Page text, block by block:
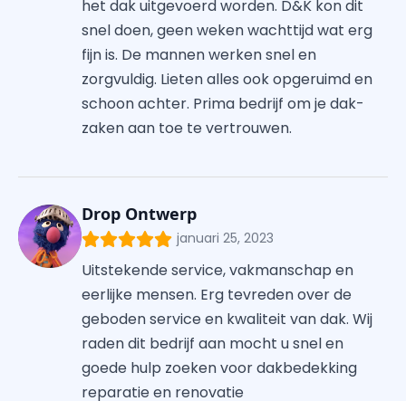
het dak uitgevoerd worden. D&K kon dit
snel doen, geen weken wachttijd wat erg
fijn is. De mannen werken snel en
zorgvuldig. Lieten alles ook opgeruimd en
schoon achter. Prima bedrijf om je dak-
zaken aan toe te vertrouwen.
Drop Ontwerp
januari 25, 2023
Uitstekende service, vakmanschap en
eerlijke mensen. Erg tevreden over de
geboden service en kwaliteit van dak. Wij
raden dit bedrijf aan mocht u snel en
goede hulp zoeken voor dakbedekking
reparatie en renovatie